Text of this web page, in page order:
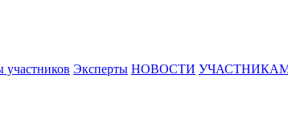
Эксперты НОВОСТИ